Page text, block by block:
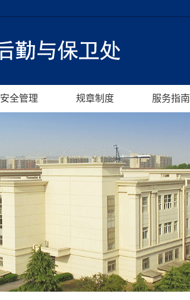
安全管理 规章制度 服务指南